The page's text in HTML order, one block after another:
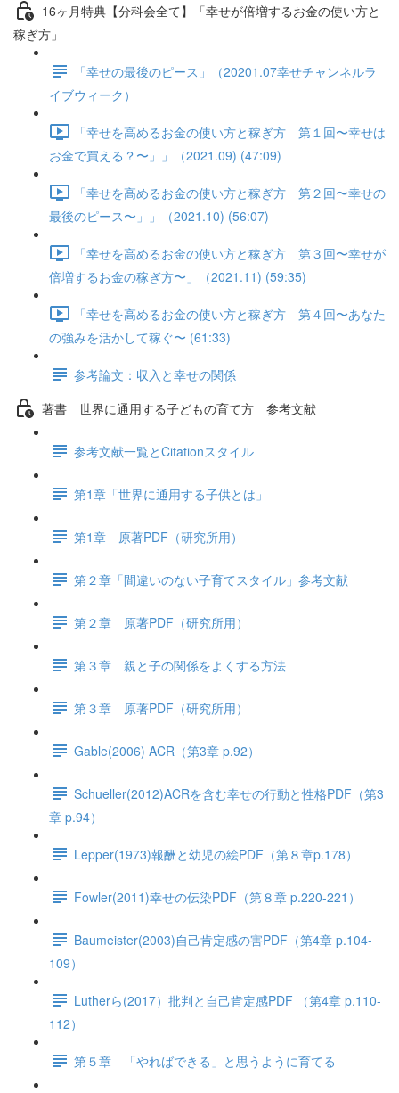
16ヶ月特典【分科会全て】「幸せが倍増するお金の使い方と
稼ぎ方」
「幸せの最後のピース」（20201.07幸せチャンネルラ
イブウィーク）
「幸せを高めるお金の使い方と稼ぎ方 第１回〜幸せは
お金で買える？〜」」（2021.09) (47:09)
「幸せを高めるお金の使い方と稼ぎ方 第２回〜幸せの
最後のピース〜」」（2021.10) (56:07)
「幸せを高めるお金の使い方と稼ぎ方 第３回〜幸せが
倍増するお金の稼ぎ方〜」（2021.11) (59:35)
「幸せを高めるお金の使い方と稼ぎ方 第４回〜あなた
の強みを活かして稼ぐ〜 (61:33)
参考論文：収入と幸せの関係
著書 世界に通用する子どもの育て方 参考文献
参考文献一覧とCitationスタイル
第1章「世界に通用する子供とは」
第1章 原著PDF（研究所用）
第２章「間違いのない子育てスタイル」参考文献
第２章 原著PDF（研究所用）
第３章 親と子の関係をよくする方法
第３章 原著PDF（研究所用）
Gable(2006) ACR（第3章 p.92）
Schueller(2012)ACRを含む幸せの行動と性格PDF（第3
章 p.94）
Lepper(1973)報酬と幼児の絵PDF（第８章p.178）
Fowler(2011)幸せの伝染PDF（第８章 p.220-221）
Baumeister(2003)自己肯定感の害PDF（第4章 p.104-
109）
Lutherら(2017）批判と自己肯定感PDF （第4章 p.110-
112）
第５章 「やればできる」と思うように育てる